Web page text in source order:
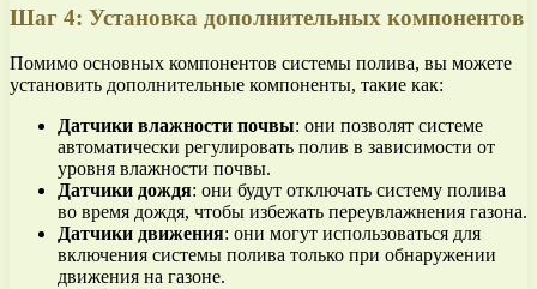
Шаг 4: Установка дополнительных компонентов
Помимо основных компонентов системы полива, вы можете
установить дополнительные компоненты, такие как:
Датчики влажности почвы: они позволят системе
автоматически регулировать полив в зависимости от
уровня влажности почвы.
Датчики дождя: они будут отключать систему полива
во время дождя, чтобы избежать переувлажнения газона.
Датчики движения: они могут использоваться для
включения системы полива только при обнаружении
движения на газоне.